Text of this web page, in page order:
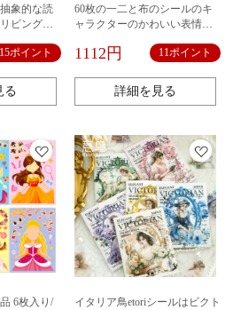
象的な読
ビングの
15ポイント
る
60枚の一二と布のシールのキ
ャラクターのかわいい表情の
ータのコップのシールの卸売
1112円 11ポイント
詳細を見る
6枚入り/
イタリア鳥etoriシールはビクト